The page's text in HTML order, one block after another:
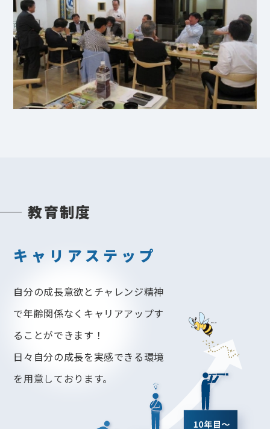
教育制度
キャリアステップ
自分の成長意欲とチャレンジ精神
で年齢関係なくキャリアアップす
ることができます！
日々自分の成長を実感できる環境
を用意しております。